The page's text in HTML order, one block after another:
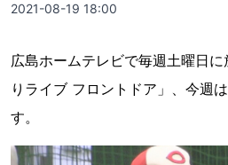
2021-08-19 18:00
広島ホームテレビで毎週土曜日
りライブ フロントドア」、今週
す。